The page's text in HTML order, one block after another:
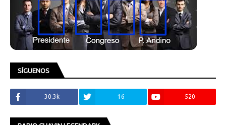
SÍGUENOS
30.3k 16 520